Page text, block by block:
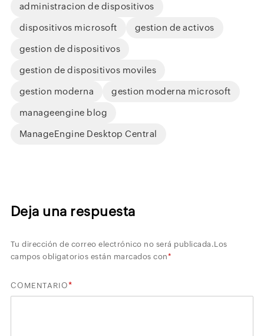
administracion de dispositivos
dispositivos microsoft gestion de activos
gestion de dispositivos
gestion de dispositivos moviles
gestion moderna gestion moderna microsoft
manageengine blog
ManageEngine Desktop Central
Deja una respuesta
Tu dirección de correo electrónico no será publicada.Los
campos obligatorios están marcados con*
COMENTARIO*